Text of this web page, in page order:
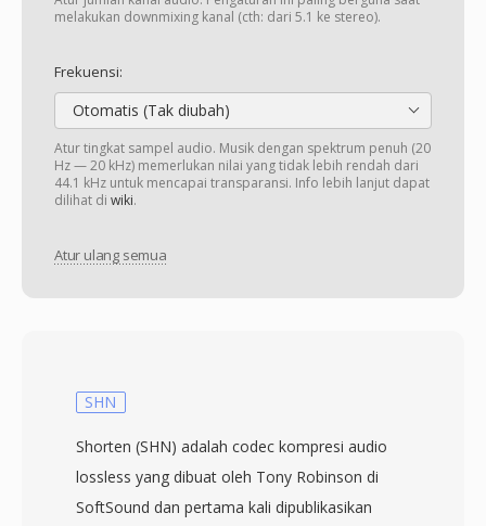
melakukan downmixing kanal (cth: dari 5.1 ke stereo).
Frekuensi:
Otomatis (Tak diubah)
Atur tingkat sampel audio. Musik dengan spektrum penuh (20
Hz — 20 kHz) memerlukan nilai yang tidak lebih rendah dari
44.1 kHz untuk mencapai transparansi. Info lebih lanjut dapat
dilihat di wiki.
Atur ulang semua
SHN
Shorten (SHN) adalah codec kompresi audio
lossless yang dibuat oleh Tony Robinson di
SoftSound dan pertama kali dipublikasikan